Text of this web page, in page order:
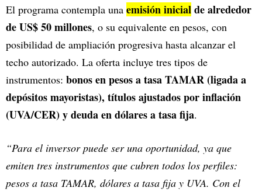
El programa contempla una emisión inicialde alrededor
de US$ 50 millones, o su equivalente en pesos, con
posibilidad de ampliación progresiva hasta alcanzar el
techo autorizado. La oferta incluye tres tipos de
instrumentos: bonos en pesos a tasa TAMAR (ligada a
depósitos mayoristas), títulos ajustados por inflación
(UVA/CER) y deuda en dólares a tasa fija.
“Para el inversor puede ser una oportunidad, ya que
emiten tres instrumentos que cubren todos los perfiles:
pesos a tasa TAMAR, dólares a tasa fija y UVA. Con el